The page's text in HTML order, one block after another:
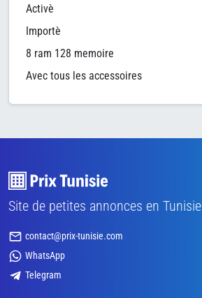
Activè
Importè
8 ram 128 memoire
Avec tous les accessoires
Site de petites annonces en Tunisie
contact@prix-tunisie.com
WhatsApp
Telegram